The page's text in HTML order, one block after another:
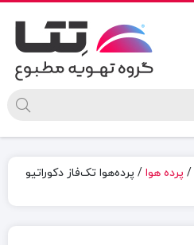
/ پرده هوا / پرده‌هوا تک‌فاز دکوراتیو